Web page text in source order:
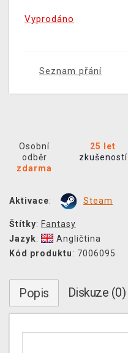
Vyprodáno
Seznam přání
Osobní
odběr
zdarma
25 let
zkušeností
Aktivace: Steam
Štítky: Fantasy
Jazyk:
Angličtina
Kód produktu: 7006095
Popis Diskuze (0)